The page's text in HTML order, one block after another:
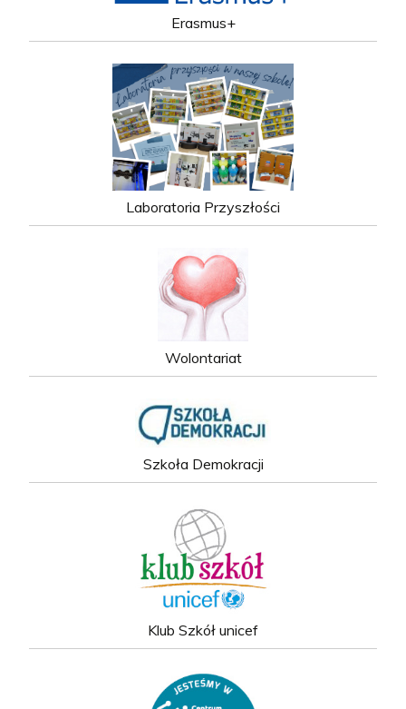
Erasmus+
Laboratoria Przyszłości
Wolontariat
Szkoła Demokracji
Klub Szkół unicef